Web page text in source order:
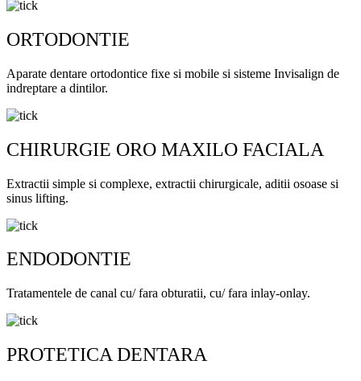
ORTODONTIE
Aparate dentare ortodontice fixe si mobile si sisteme Invisalign de
indreptare a dintilor.
CHIRURGIE ORO MAXILO FACIALA
Extractii simple si complexe, extractii chirurgicale, aditii osoase si
sinus lifting.
ENDODONTIE
Tratamentele de canal cu/ fara obturatii, cu/ fara inlay-onlay.
PROTETICA DENTARA